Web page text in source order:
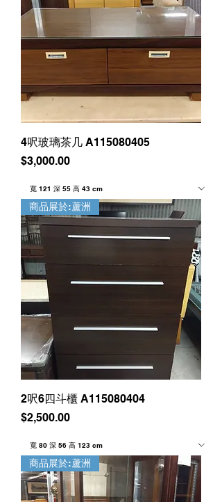
4呎玻璃茶几 A115080405
價格
$3,000.00
商品展於:蘆洲
2呎6四斗櫃 A115080404
價格
$2,500.00
商品展於:蘆洲